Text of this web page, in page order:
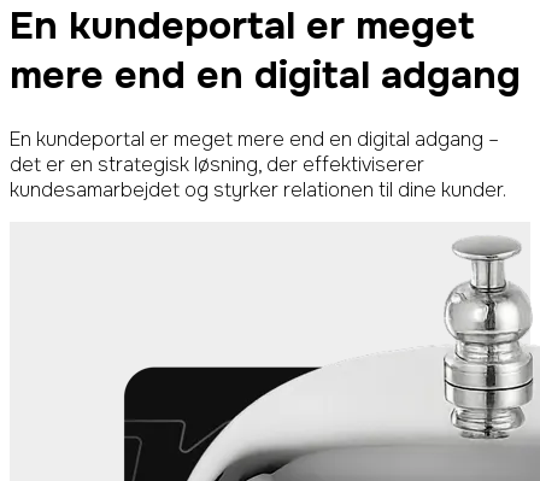
En kundeportal er meget
mere end en digital adgang
En kundeportal er meget mere end en digital adgang –
det er en strategisk løsning, der effektiviserer
kundesamarbejdet og styrker relationen til dine kunder.